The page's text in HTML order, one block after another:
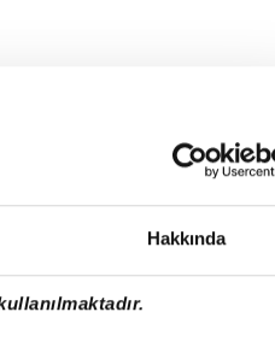
Hakkında